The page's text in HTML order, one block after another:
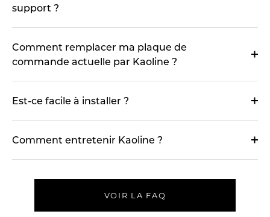
support ?
Comment remplacer ma plaque de
commande actuelle par Kaoline ?
Est-ce facile à installer ?
Comment entretenir Kaoline ?
VOIR LA FAQ